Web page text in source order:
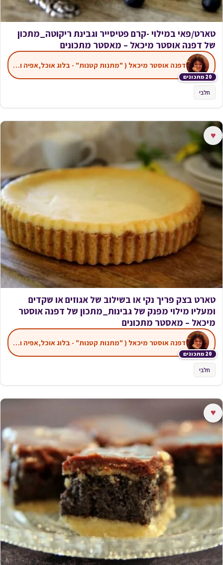
טארט/פאי במילוי -קרם פטיסייר וגבינת ריקוטה_מתכון
של דפנה אוסטר מיכאל – מאסטר מתכונים
20 מתכונים
דפנה אוסטר מיכאל ( "מתנות קטנות" - בלוג אוכל,אפיה ועוד)
חלבי
♥
טארט בצק פריך נקי או בשילוב של אגוזים או שקדים
ומעליו מילוי מפנק של גבינות_מתכון של דפנה אוסטר
מיכאל – מאסטר מתכונים
20 מתכונים
דפנה אוסטר מיכאל ( "מתנות קטנות" - בלוג אוכל,אפיה ועוד)
חלבי
♥